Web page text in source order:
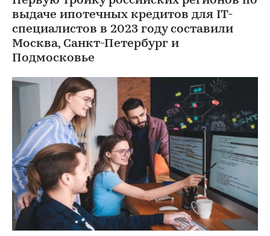
выдаче ипотечных кредитов для IT-
специалистов в 2023 году составили
Москва, Санкт-Петербург и
Подмосковье